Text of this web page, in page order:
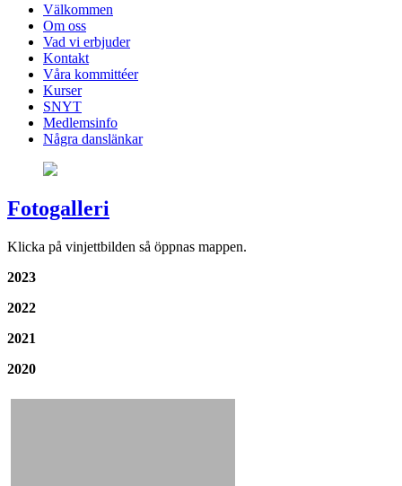
Välkommen
Om oss
Vad vi erbjuder
Kontakt
Våra kommittéer
Kurser
SNYT
Medlemsinfo
Några danslänkar
Fotogalleri
Klicka på vinjettbilden så öppnas mappen.
2023
2022
2021
2020